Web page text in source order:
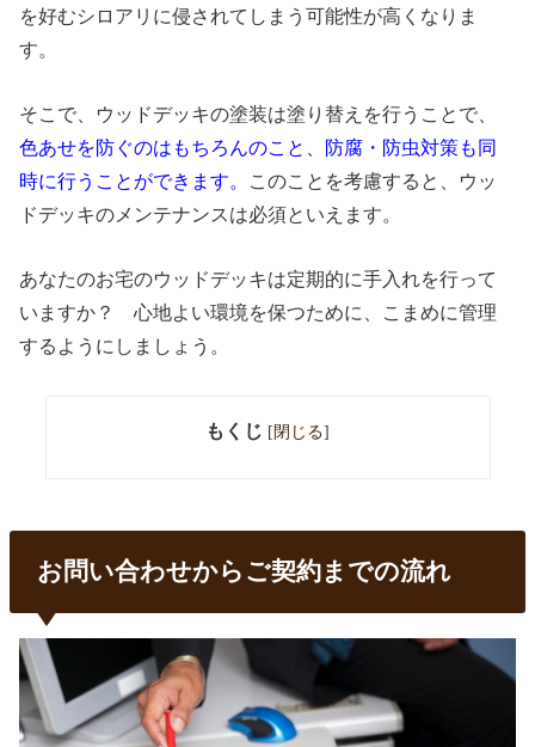
を好むシロアリに侵されてしまう可能性が高くなりま
す。
そこで、ウッドデッキの塗装は塗り替えを行うことで、
色あせを防ぐのはもちろんのこと、防腐・防虫対策も同
時に行うことができます。 このことを考慮すると、ウッ
ドデッキのメンテナンスは必須といえます。
あなたのお宅のウッドデッキは定期的に手入れを行って
いますか？ 心地よい環境を保つために、こまめに管理
するようにしましょう。
もくじ [閉じる]
お問い合わせからご契約までの流れ